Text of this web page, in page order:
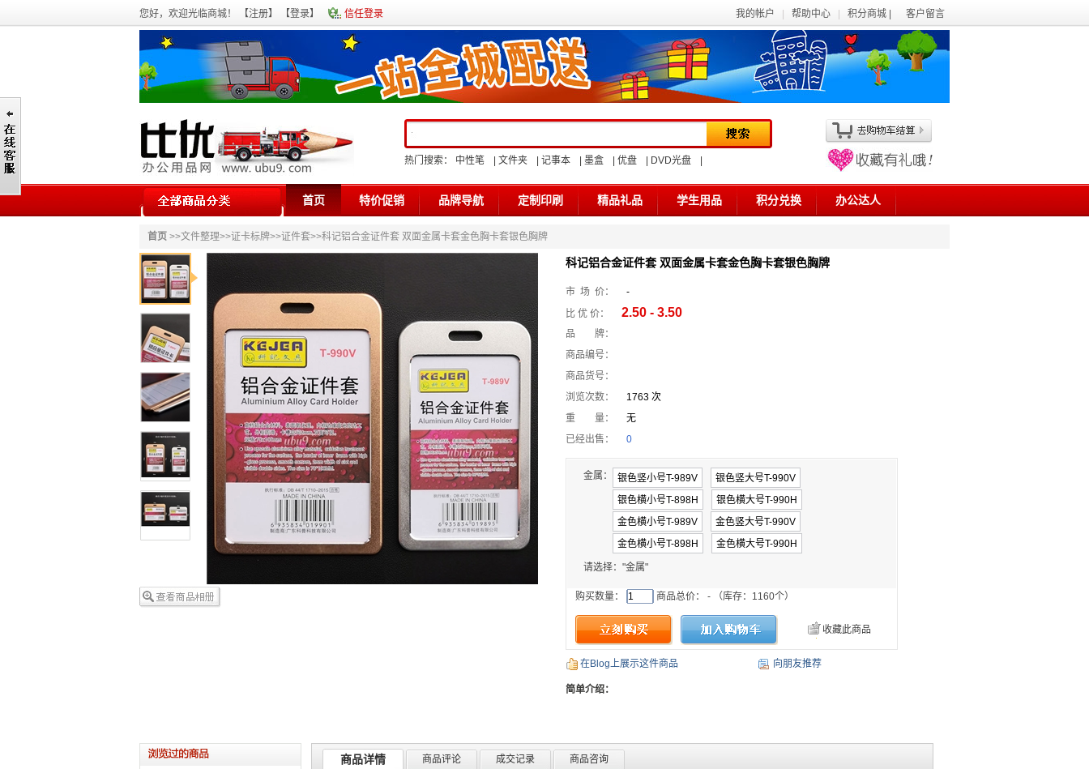
您好，欢迎光临商城！ 【注册】 【登录】 信任登录 我的帐户 帮助中心 积分商城 | 客户留言
热门搜索： 中性笔 文件夹 记事本 墨盒 优盘 DVD光盘
首页 特价促销 品牌导航 定制印刷 精品礼品 学生用品 积分兑换 办公达人
首页 >>文件整理>>证卡标牌>>证件套>>科记铝合金证件套 双面金属卡套金色胸卡套银色胸牌
科记铝合金证件套 双面金属卡套金色胸卡套银色胸牌
市 场 价：
-
比 优 价：
2.50 - 3.50
品 牌：
商品编号：
商品货号：
浏览次数：
1763 次
重 量：
无
已经出售：
0
金属：
请选择："金属"
购买数量： 商品总价： - （库存： 1160个）
收藏此商品
在Blog上展示这件商品 向朋友推荐
简单介绍：
商品详情 商品评论 成交记录 商品咨询